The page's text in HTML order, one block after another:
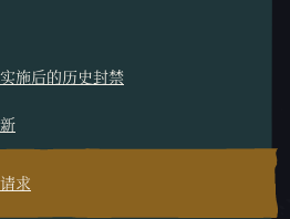
施后的历史封禁
求